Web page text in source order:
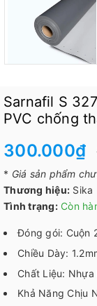
Sarnafil S
PVC chống
300.000₫
* Giá sản phẩm
Thương hiệu: Sika
Tình trạng: Còn
Đóng gói: Cuộn
Chiều Dày:
Chất Liệu:
Khả Năng Chịu